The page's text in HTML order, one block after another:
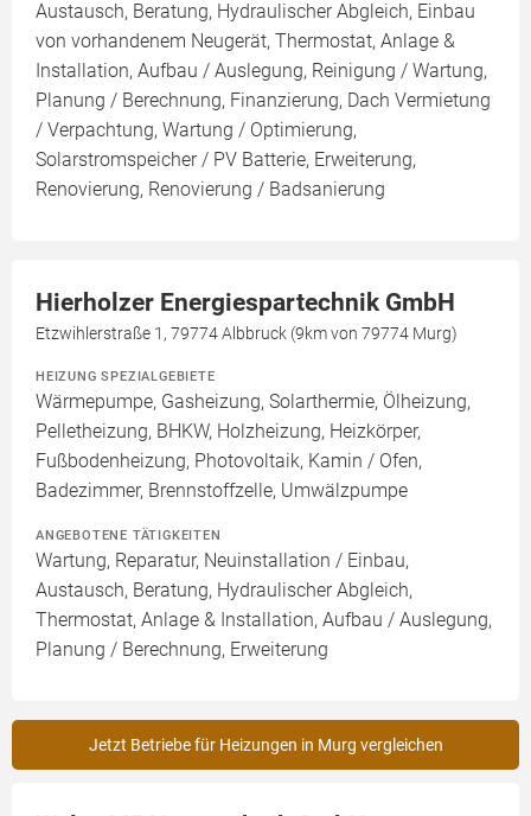
Austausch, Beratung, Hydraulischer Abgleich, Einbau
von vorhandenem Neugerät, Thermostat, Anlage &
Installation, Aufbau / Auslegung, Reinigung / Wartung,
Planung / Berechnung, Finanzierung, Dach Vermietung
/ Verpachtung, Wartung / Optimierung,
Solarstromspeicher / PV Batterie, Erweiterung,
Renovierung, Renovierung / Badsanierung
Hierholzer Energiespartechnik GmbH
Etzwihlerstraße 1, 79774 Albbruck (9km von 79774 Murg)
HEIZUNG SPEZIALGEBIETE
Wärmepumpe, Gasheizung, Solarthermie, Ölheizung,
Pelletheizung, BHKW, Holzheizung, Heizkörper,
Fußbodenheizung, Photovoltaik, Kamin / Ofen,
Badezimmer, Brennstoffzelle, Umwälzpumpe
ANGEBOTENE TÄTIGKEITEN
Wartung, Reparatur, Neuinstallation / Einbau,
Austausch, Beratung, Hydraulischer Abgleich,
Thermostat, Anlage & Installation, Aufbau / Auslegung,
Planung / Berechnung, Erweiterung
Jetzt Betriebe für Heizungen in Murg vergleichen